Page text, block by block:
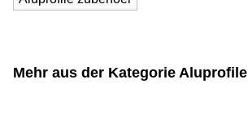
Mehr aus der Kategorie Aluprofile